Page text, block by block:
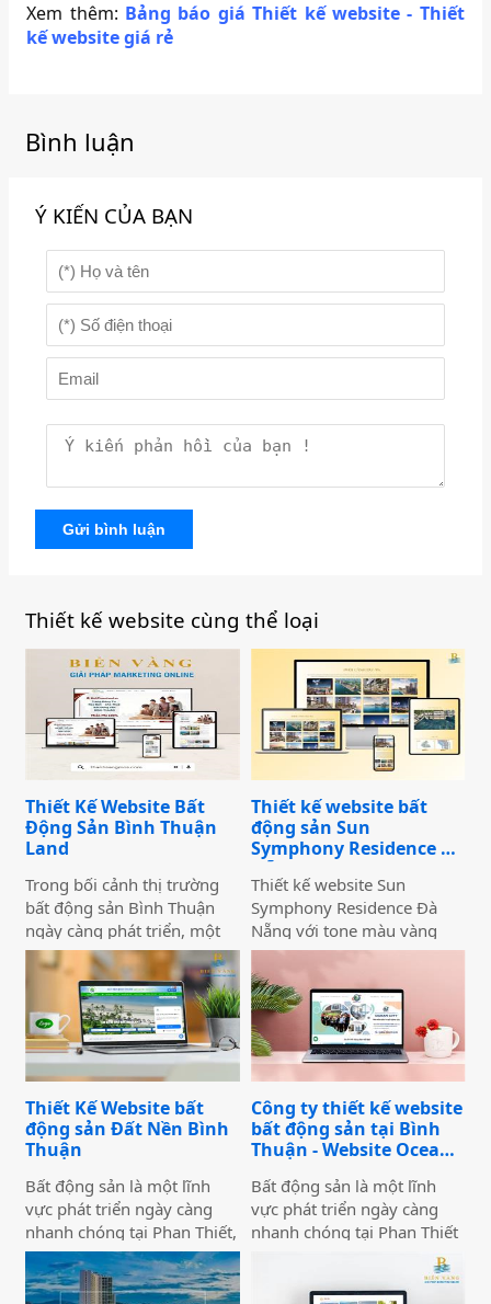
Xem thêm: Bảng báo giá Thiết kế website - Thiết
kế website giá rẻ
Bình luận
Ý KIẾN CỦA BẠN
Gửi bình luận
Thiết kế website cùng thể loại
Thiết Kế Website Bất
Động Sản Bình Thuận
Land
Trong bối cảnh thị trường
bất động sản Bình Thuận
ngày càng phát triển, một
website chuyên nghiệp
không chỉ giúp doanh
nghiệp nâng cao thương
hiệu mà còn thu hút khách
hàng tiềm năng. Thiết Kế
Website Biển Vàng mang
Bình Thuận Land, giúp
doanh nghiệp tiếp cận
khách hàng nhanh chóng,
chuyên nghiệp và hiệu quả.
Thiết kế website bất
động sản Sun
Symphony Residence Đà
Nẵng
Thiết kế website Sun
Symphony Residence Đà
Nẵng với tone màu vàng
nhạt nhẹ gradient sang
trắng nhẹ nhàng tạo cảm
giác hài hoàn, và ấn tượng
cho khách hàng khi xem
website. Website trình bày
đầy đủ thông tin giới thiệu
tổng quan dự án, lợi ích khi
đầu tư dự án,... Với hình
ảnh chất lượng cao, thiết kế
bắt mắt và tốc độ tải nhanh
sẽ giúp website của bạn giữ
chân khách hàng lâu hơn và
tăng khả năng chuyển đổi.
Thiết Kế Website bất
động sản Đất Nền Bình
Thuận
Bất động sản là một lĩnh
vực phát triển ngày càng
nhanh chóng tại Phan Thiết,
Bình Thuận nói chung và
Việt Nam nói riêng, mặc dù
Công ty thiết kế website
bất động sản tại Bình
Thuận - Website Ocean
Bất động sản là một lĩnh
vực phát triển ngày càng
nhanh chóng tại Phan Thiết
Bình Thuận nói chung và
Việt Nam nói riêng, mặc dù